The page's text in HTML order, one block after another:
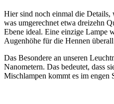
Hier sind noch einmal die Details,
was umgerechnet etwa dreizehn
Ebene ideal. Eine einzige Lampe
Augenhöhe für die Hennen
Das Besondere an unseren
Nanometern. Das bedeutet, dass
Mischlampen kommt es im engen